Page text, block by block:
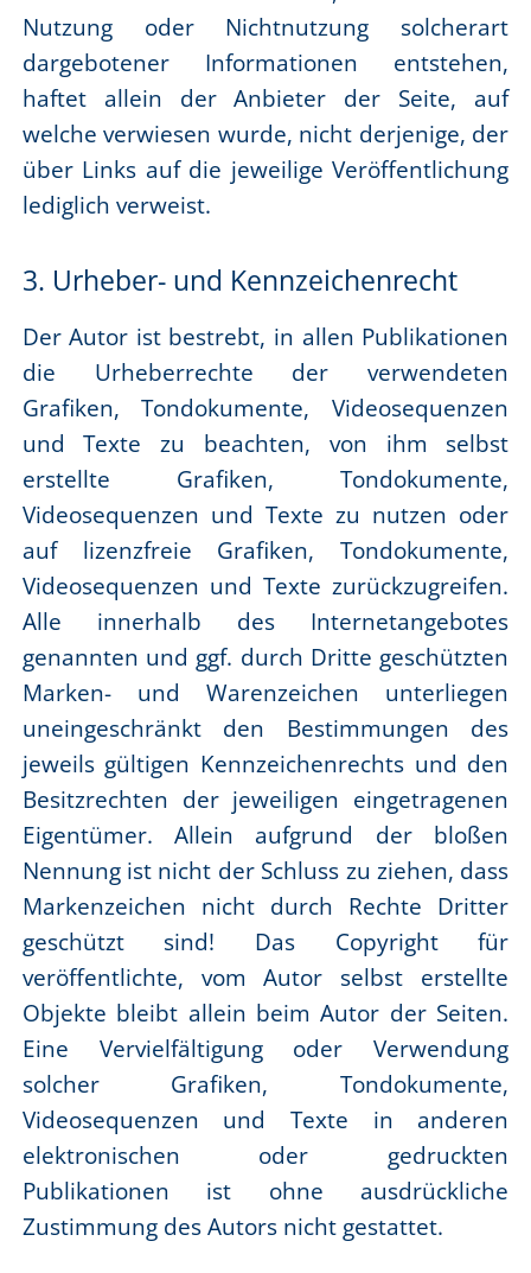
Nutzung oder Nichtnutzung solcherart
dargebotener Informationen entstehen,
haftet allein der Anbieter der Seite, auf
welche verwiesen wurde, nicht derjenige, der
über Links auf die jeweilige Veröffentlichung
lediglich verweist.
3. Urheber- und Kennzeichenrecht
Der Autor ist bestrebt, in allen Publikationen
die Urheberrechte der verwendeten
Grafiken, Tondokumente, Videosequenzen
und Texte zu beachten, von ihm selbst
erstellte Grafiken, Tondokumente,
Videosequenzen und Texte zu nutzen oder
auf lizenzfreie Grafiken, Tondokumente,
Videosequenzen und Texte zurückzugreifen.
Alle innerhalb des Internetangebotes
genannten und ggf. durch Dritte geschützten
Marken- und Warenzeichen unterliegen
uneingeschränkt den Bestimmungen des
jeweils gültigen Kennzeichenrechts und den
Besitzrechten der jeweiligen eingetragenen
Eigentümer. Allein aufgrund der bloßen
Nennung ist nicht der Schluss zu ziehen, dass
Markenzeichen nicht durch Rechte Dritter
geschützt sind! Das Copyright für
veröffentlichte, vom Autor selbst erstellte
Objekte bleibt allein beim Autor der Seiten.
Eine Vervielfältigung oder Verwendung
solcher Grafiken, Tondokumente,
Videosequenzen und Texte in anderen
elektronischen oder gedruckten
Publikationen ist ohne ausdrückliche
Zustimmung des Autors nicht gestattet.